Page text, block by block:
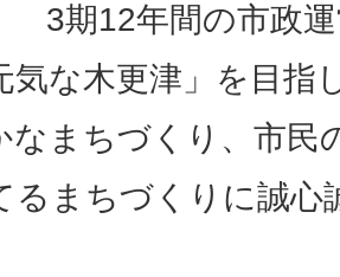
3期12年間の市政
気な木更津」を目指
なまちづくり、市民
るまちづくりに誠心